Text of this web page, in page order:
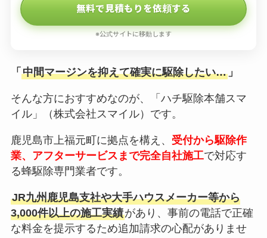
無料で見積もりを依頼する
※公式サイトに移動します
「 中間マージンを抑えて確実に駆除したい…」
そんな方におすすめなのが、「ハチ駆除本舗スマ
イル」（株式会社スマイル）です。
鹿児島市上福元町に拠点を構え、 受付から駆除作
業、アフターサービスまで完全自社施工で対応す
る蜂駆除専門業者です。
JR九州鹿児島支社や大手ハウスメーカー等から
3,000件以上の施工実績があり、事前の電話で正確
な料金を提示するため追加請求の心配がありませ